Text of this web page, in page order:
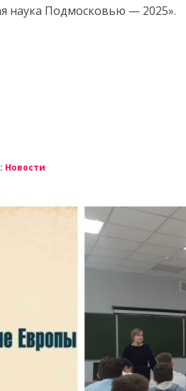
наука Подмосковью — 2025».
Новости